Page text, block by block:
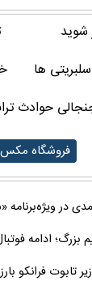
شوید
ها
حوادث
فروشگاه
در ویژه‌برنامه
بزرگ؛ ادامه
تابوت فرانکو